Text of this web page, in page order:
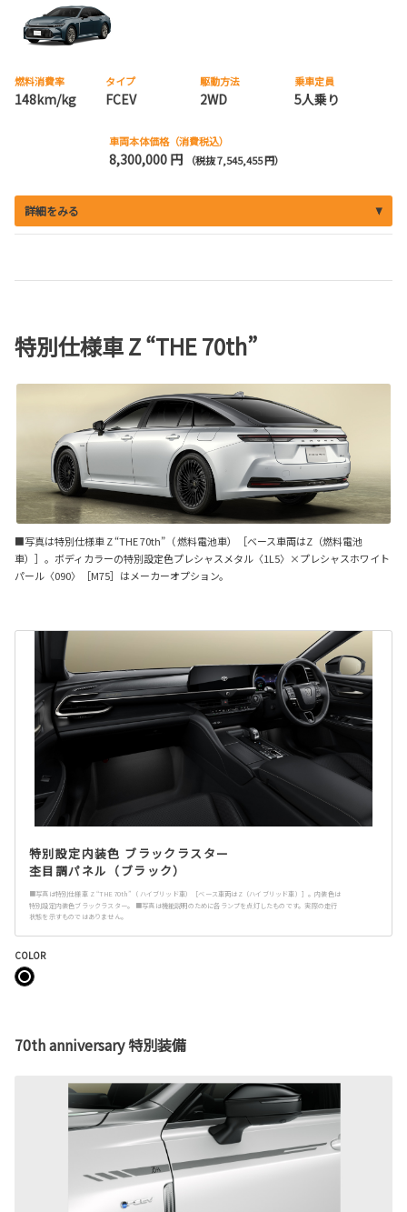
燃料消費率
148km/kg
タイプ
FCEV
駆動方法
2WD
乗車定員
5人乗り
車両本体価格（消費税込）
8,300,000 円 （税抜 7,545,455 円）
詳細をみる
特別仕様車 Z “THE 70th”
■写真は特別仕様車 Z “THE 70th”（ 燃料電池車）［ベース車両はZ（燃料電池
車）］。ボディカラーの特別設定色プレシャスメタル〈1L5〉×プレシャスホワイト
パール〈090〉［M75］はメーカーオプション。
特別設定内装色 ブラックラスター
杢目調パネル（ブラック）
■写真は特別仕様車 Z “THE 70th”（ ハイブリッド車）［ベース車両はZ（ハイブリッド車）］。内装色は
特別設定内装色ブラックラスター。 ■写真は機能説明のために各ランプを点灯したものです。実際の走行
状態を示すものではありません。
COLOR
70th anniversary 特別装備